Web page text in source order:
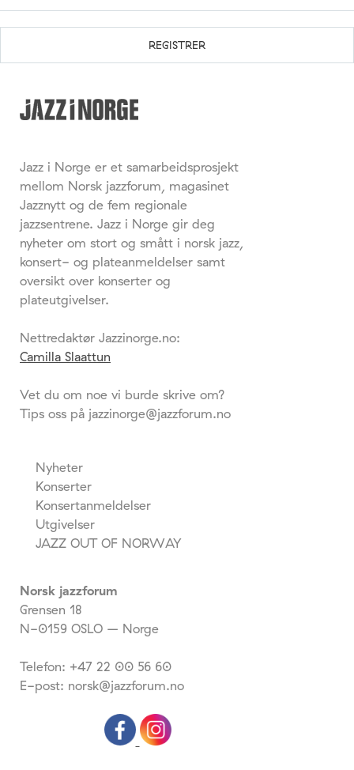
Jazz i Norge er et samarbeidsprosjekt
mellom Norsk jazzforum, magasinet
Jazznytt og de fem regionale
jazzsentrene. Jazz i Norge gir deg
nyheter om stort og smått i norsk jazz,
konsert- og plateanmeldelser samt
oversikt over konserter og
plateutgivelser.
Nettredaktør Jazzinorge.no:
Camilla Slaattun
Vet du om noe vi burde skrive om?
Tips oss på jazzinorge@jazzforum.no
Nyheter
Konserter
Konsertanmeldelser
Utgivelser
JAZZ OUT OF NORWAY
Norsk jazzforum
Grensen 18
N-0159 OSLO – Norge
Telefon: +47 22 00 56 60
E-post: norsk@jazzforum.no